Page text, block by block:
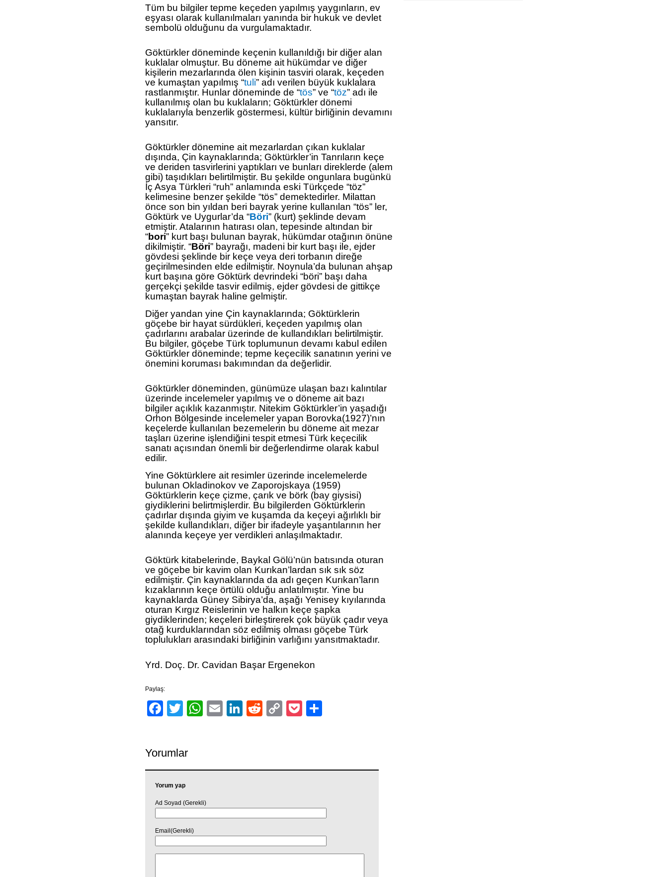
Tüm bu bilgiler tepme keçeden yapılmış yaygınların, ev
eşyası olarak kullanılmaları yanında bir hukuk ve devlet
sembolü olduğunu da vurgulamaktadır.
Göktürkler döneminde keçenin kullanıldığı bir diğer alan
kuklalar olmuştur. Bu döneme ait hükümdar ve diğer
kişilerin mezarlarında ölen kişinin tasviri olarak, keçeden
ve kumaştan yapılmış “tuli” adı verilen büyük kuklalara
rastlanmıştır. Hunlar döneminde de “tös” ve “töz” adı ile
kullanılmış olan bu kuklaların; Göktürkler dönemi
kuklalarıyla benzerlik göstermesi, kültür birliğinin devamını
yansıtır.
Göktürkler dönemine ait mezarlardan çıkan kuklalar
dışında, Çin kaynaklarında; Göktürkler’in Tanrıların keçe
ve deriden tasvirlerini yaptıkları ve bunları direklerde (alem
gibi) taşıdıkları belirtilmiştir. Bu şekilde ongunlara bugünkü
İç Asya Türkleri “ruh” anlamında eski Türkçede “töz”
kelimesine benzer şekilde “tös” demektedirler. Milattan
önce son bin yıldan beri bayrak yerine kullanılan “tös” ler,
Göktürk ve Uygurlar’da “Böri” (kurt) şeklinde devam
etmiştir. Atalarının hatırası olan, tepesinde altından bir
“bori” kurt başı bulunan bayrak, hükümdar otağının önüne
dikilmiştir. “Böri” bayrağı, madeni bir kurt başı ile, ejder
gövdesi şeklinde bir keçe veya deri torbanın direğe
geçirilmesinden elde edilmiştir. Noynula’da bulunan ahşap
kurt başına göre Göktürk devrindeki “böri” başı daha
gerçekçi şekilde tasvir edilmiş, ejder gövdesi de gittikçe
kumaştan bayrak haline gelmiştir.
Diğer yandan yine Çin kaynaklarında; Göktürklerin
göçebe bir hayat sürdükleri, keçeden yapılmış olan
çadırlarını arabalar üzerinde de kullandıkları belirtilmiştir.
Bu bilgiler, göçebe Türk toplumunun devamı kabul edilen
Göktürkler döneminde; tepme keçecilik sanatının yerini ve
önemini koruması bakımından da değerlidir.
Göktürkler döneminden, günümüze ulaşan bazı kalıntılar
üzerinde incelemeler yapılmış ve o döneme ait bazı
bilgiler açıklık kazanmıştır. Nitekim Göktürkler’in yaşadığı
Orhon Bölgesinde incelemeler yapan Borovka(1927)’nın
keçelerde kullanılan bezemelerin bu döneme ait mezar
taşları üzerine işlendiğini tespit etmesi Türk keçecilik
sanatı açısından önemli bir değerlendirme olarak kabul
edilir.
Yine Göktürklere ait resimler üzerinde incelemelerde
bulunan Okladinokov ve Zaporojskaya (1959)
Göktürklerin keçe çizme, çarık ve börk (bay giysisi)
giydiklerini belirtmişlerdir. Bu bilgilerden Göktürklerin
çadırlar dışında giyim ve kuşamda da keçeyi ağırlıklı bir
şekilde kullandıkları, diğer bir ifadeyle yaşantılarının her
alanında keçeye yer verdikleri anlaşılmaktadır.
Göktürk kitabelerinde, Baykal Gölü’nün batısında oturan
ve göçebe bir kavim olan Kurıkan’lardan sık sık söz
edilmiştir. Çin kaynaklarında da adı geçen Kurıkan’ların
kızaklarının keçe örtülü olduğu anlatılmıştır. Yine bu
kaynaklarda Güney Sibirya’da, aşağı Yenisey kıyılarında
oturan Kırgız Reislerinin ve halkın keçe şapka
giydiklerinden; keçeleri birleştirerek çok büyük çadır veya
otağ kurduklarından söz edilmiş olması göçebe Türk
toplulukları arasındaki birliğinin varlığını yansıtmaktadır.
Yrd. Doç. Dr. Cavidan Başar Ergenekon
Paylaş:
Facebook
TwitterWhatsApp
EmailLinkedIn
RedditCopyPocket
Yorumlar
Yorum yap
Ad Soyad (Gerekli)
Email(Gerekli)